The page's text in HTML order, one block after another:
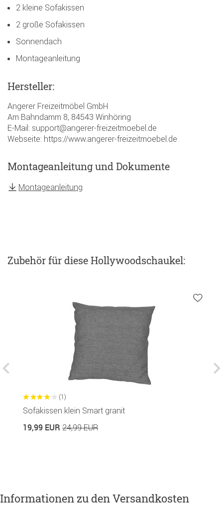
2 kleine Sofakissen
2 große Sofakissen
Sonnendach
Montageanleitung
Hersteller:
Angerer Freizeitmöbel GmbH
Am Bahndamm 8, 84543 Winhöring
E-Mail: support@angerer-freizeitmoebel.de
Webseite: https://www.angerer-freizeitmoebel.de
Montageanleitung und Dokumente
Montageanleitung
Zubehörfür diese Hollywoodschaukel:
(1)
Sofakissen klein Smart granit
19,99 EUR 24,99 EUR
Informationen zu den Versandkosten